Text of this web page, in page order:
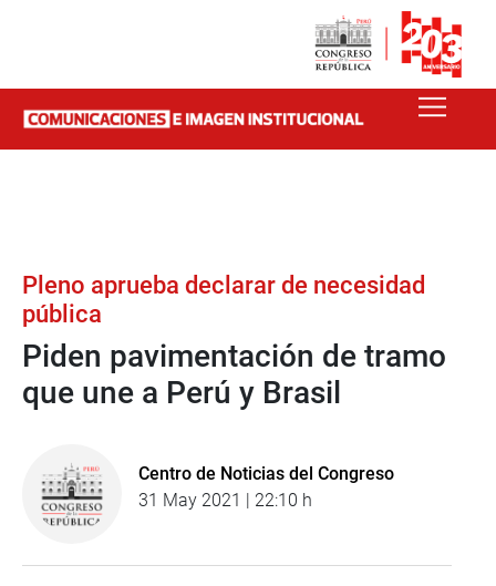
Pleno aprueba declarar de necesidad
pública
Piden pavimentación de tramo
que une a Perú y Brasil
Centro de Noticias del Congreso
31 May 2021 | 22:10 h